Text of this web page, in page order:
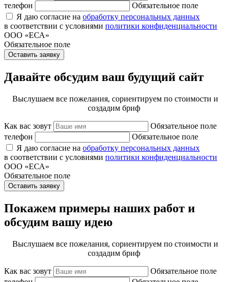
телефон
Обязательное поле
Я даю согласие на обработку персональных данных
в соответствии с условиями политики конфиденциальности
ООО «ЕСА»
Обязательное поле
Оставить заявку
Давайте обсудим ваш будущий сайт
Выслушаем все пожелания, сориентируем по стоимости и
создадим бриф
Как вас зовут
Обязательное поле
телефон
Обязательное поле
Я даю согласие на обработку персональных данных
в соответствии с условиями политики конфиденциальности
ООО «ЕСА»
Обязательное поле
Оставить заявку
Покажем примеры наших работ и
обсудим вашу идею
Выслушаем все пожелания, сориентируем по стоимости и
создадим бриф
Как вас зовут
Обязательное поле